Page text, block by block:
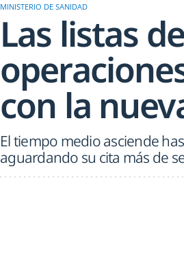
MINISTERIO DE SANIDAD
Las listas
con la
El tiempo medio asciende
aguardando su cita más de